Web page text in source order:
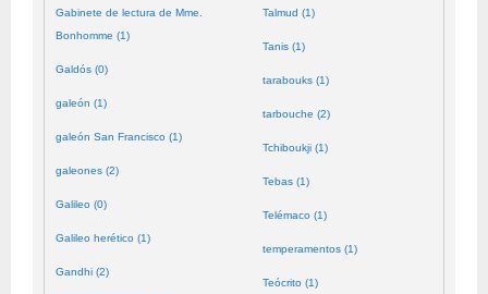
Gabinete de lectura de Mme.
Bonhomme (1)
Galdós (0)
galeón (1)
galeón San Francisco (1)
galeones (2)
Galileo (0)
Galileo herético (1)
Gandhi (2)
Talmud (1)
Tanis (1)
tarabouks (1)
tarbouche (2)
Tchiboukji (1)
Tebas (1)
Telémaco (1)
temperamentos (1)
Teócrito (1)